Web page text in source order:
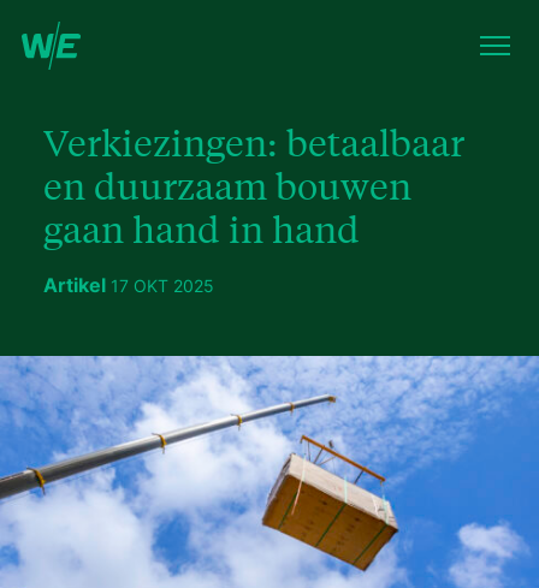
Verkiezingen: betaalbaar
en duurzaam bouwen
gaan hand in hand
Artikel 17 OKT 2025